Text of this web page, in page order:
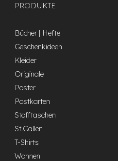
PRODUKTE
Bücher | Hefte
Geschenkideen
Kleider
Originale
Poster
Postkarten
Stofftaschen
St.Gallen
T-Shirts
Wohnen